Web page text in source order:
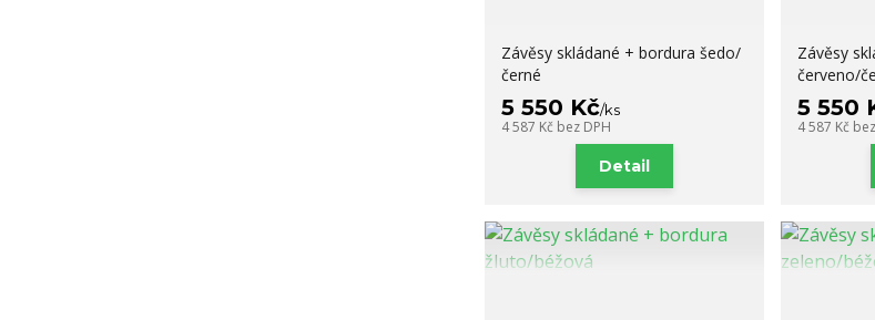
Závěsy skládané + bordura šedo/
černé
5 550 Kč/ks
4 587 Kč bez DPH
Detail
Závěsy
červeno/
5 550
4 587 Kč